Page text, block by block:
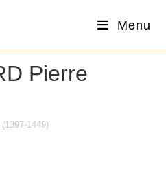
Menu
Pierre
1449)